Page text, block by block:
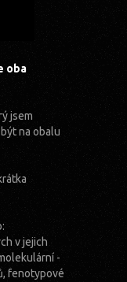
oba
jsem
na obalu
v jejich
-
fenotypové